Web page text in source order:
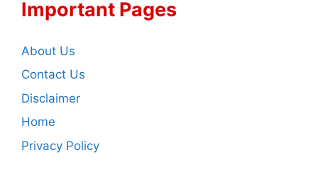
Important Pages
About Us
Contact Us
Disclaimer
Home
Privacy Policy